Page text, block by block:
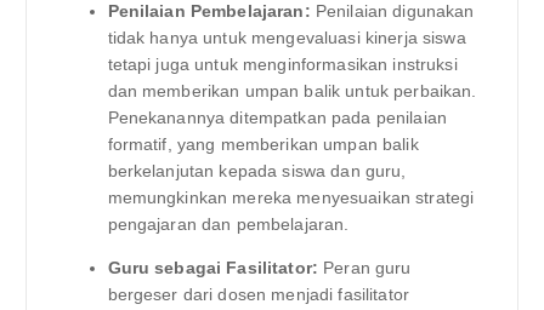
Penilaian Pembelajaran: Penilaian digunakan
tidak hanya untuk mengevaluasi kinerja siswa
tetapi juga untuk menginformasikan instruksi
dan memberikan umpan balik untuk perbaikan.
Penekanannya ditempatkan pada penilaian
formatif, yang memberikan umpan balik
berkelanjutan kepada siswa dan guru,
memungkinkan mereka menyesuaikan strategi
pengajaran dan pembelajaran.
Guru sebagai Fasilitator: Peran guru
bergeser dari dosen menjadi fasilitator